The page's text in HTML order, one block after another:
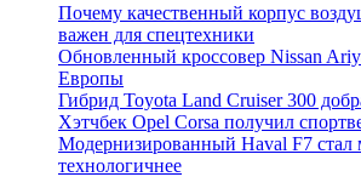
Почему качественный корпус
важен для спецтехники
Обновленный кроссовер Nissan
Европы
Гибрид Toyota Land Cruiser 300
Хэтчбек Opel Corsa получил
Модернизированный Haval F7 стал
технологичнее